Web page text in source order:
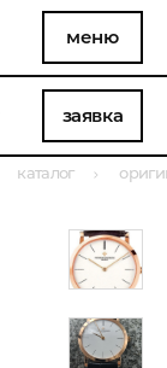
меню
заявка
каталог